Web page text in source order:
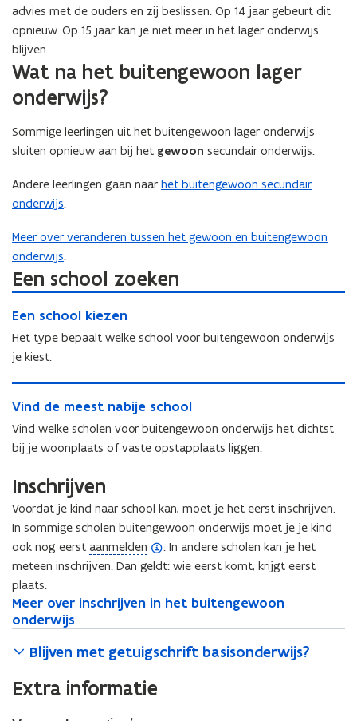
advies met de ouders en zij beslissen. Op 14 jaar gebeurt dit
opnieuw. Op 15 jaar kan je niet meer in het lager onderwijs
blijven.
Wat na het buitengewoon lager
onderwijs?
Sommige leerlingen uit het buitengewoon lager onderwijs
sluiten opnieuw aan bij het gewoon secundair onderwijs.
Andere leerlingen gaan naar het buitengewoon secundair
onderwijs.
Meer over veranderen tussen het gewoon en buitengewoon
onderwijs.
Een school zoeken
e
n
s
c
h
o
o
l
k
e
e
n
Een school kiezen
E
e
n
s
c
h
o
o
l
i
e
z
e
n
Het type bepaalt welke school voor buitengewoon onderwijs
je kiest.
i
n
d
d
m
e
e
s
n
a
b
i
e
s
c
Vind de meest nabije school
V
i
n
d
e
m
e
s
t
n
a
b
e
s
Vind welke scholen voor buitengewoon onderwijs het dichtst
bij je woonplaats of vaste opstapplaats liggen.
Inschrijven
Voordat je kind naar school kan, moet je het eerst inschrijven.
In sommige scholen buitengewoon onderwijs moet je je kind
ook nog eerst aanmelden
(
o
e
e
f
i
. In andere scholen kan je het
meteen inschrijven. Dan geldt: wie eerst komt, krijgt eerst
plaats.
M
e
r
v
Meer over inschrijven in het buitengewoon
onderwijs
M
e
r
v
Blijven met getuigschrift basisonderwijs?
Extra informatie